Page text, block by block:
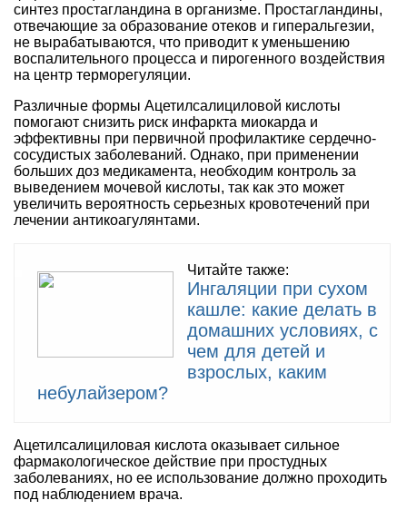
синтез простагландина в организме. Простагландины,
отвечающие за образование отеков и гиперальгезии,
не вырабатываются, что приводит к уменьшению
воспалительного процесса и пирогенного воздействия
на центр терморегуляции.
Различные формы Ацетилсалициловой кислоты
помогают снизить риск инфаркта миокарда и
эффективны при первичной профилактике сердечно-
сосудистых заболеваний. Однако, при применении
больших доз медикамента, необходим контроль за
выведением мочевой кислоты, так как это может
увеличить вероятность серьезных кровотечений при
лечении антикоагулянтами.
Читайте также:
Ингаляции при сухом
кашле: какие делать в
домашних условиях, с
чем для детей и
взрослых, каким
небулайзером?
Ацетилсалициловая кислота оказывает сильное
фармакологическое действие при простудных
заболеваниях, но ее использование должно проходить
под наблюдением врача.